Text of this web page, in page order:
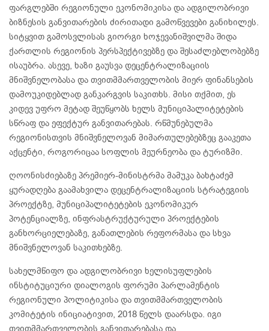
ფარგლებში რეგიონული ეკონომიკისა და ადგილობრივი
ბიზნესის განვითარების ძირითადი გამოწვევები განიხილეს.
სიტყვით გამოსვლისას გიორგი ხოჯევანიშვილმა შიდა
ქართლის რეგიონის პერსპექტივებზე და შესაძლებლობებზე
ისაუბრა. ასევე, ხაზი გაუსვა დეცენტრალიზაციის
მნიშვნელობასა და თვითმმართველობის მიერ ფინანსების
დამოუკიდებლად განკარგვის საკითხს. მისი თქმით, ეს
კიდევ უფრო მეტად შეუწყობს ხელს მუნიციპალიტეტების
სწრაფ და ეფექტურ განვითარებას. რწმუნებულმა
რეგიონისთვის მნიშვნელოვან მიმართულებებზეც გააკეთა
აქცენტი, როგორიცაა სოფლის მეურნეობა და ტურიზმი.
ღოონისძიებაზე პრემიერ-მინისტრმა მამუკა ბახტაძემ
ყურადღება გაამახვილა დეცენტრალიზაციის სტრატეგიის
პროექტზე, მუნიციპალიტეტების ეკონომიკურ
პოტენციალზე, ინფრასტრუქტურული პროექტების
განხორციელებაზე, განათლების რეფორმასა და სხვა
მნიშვნელოვან საკითხებზე.
სახელმწიფო და ადგილობრივი ხელისუფლების
ინსტიტუციური დიალოგის ფორუმი პარლამენტის
რეგიონული პოლიტიკისა და თვითმმართველობის
კომიტეტის ინიციატივით, 2018 წელს დაარსდა. იგი
თვითმმართველობის განვითარებასა და